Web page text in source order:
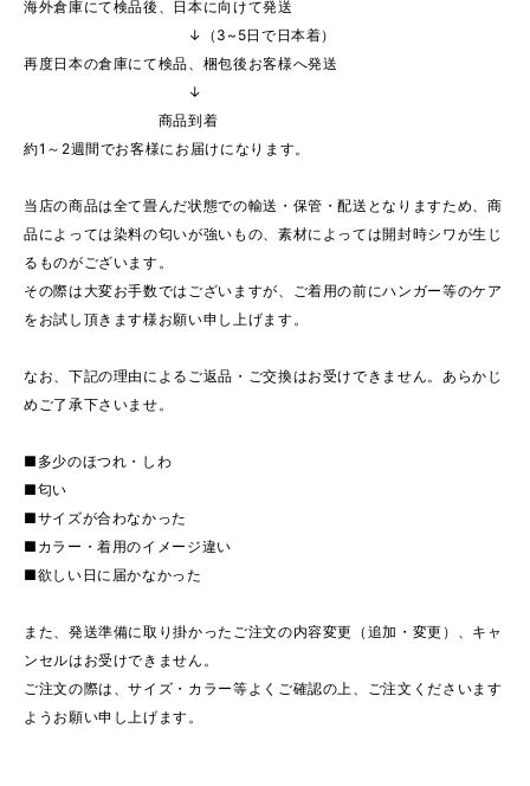
海外倉庫にて検品後、日本に向けて発送
↓（3~5日で日本着）
再度日本の倉庫にて検品、梱包後お客様へ発送
↓
商品到着
約1～2週間でお客様にお届けになります。
当店の商品は全て畳んだ状態での輸送・保管・配送となりますため、商
品によっては染料の匂いが強いもの、素材によっては開封時シワが生じ
るものがございます。
その際は大変お手数ではございますが、ご着用の前にハンガー等のケア
をお試し頂きます様お願い申し上げます。
なお、下記の理由によるご返品・ご交換はお受けできません。あらかじ
めご了承下さいませ。
■多少のほつれ・しわ
■匂い
■サイズが合わなかった
■カラー・着用のイメージ違い
■欲しい日に届かなかった
また、発送準備に取り掛かったご注文の内容変更（追加・変更）、キャ
ンセルはお受けできません。
ご注文の際は、サイズ・カラー等よくご確認の上、ご注文くださいます
ようお願い申し上げます。